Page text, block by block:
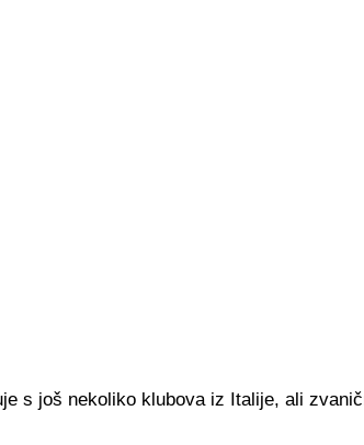
s još nekoliko klubova iz Italije, ali